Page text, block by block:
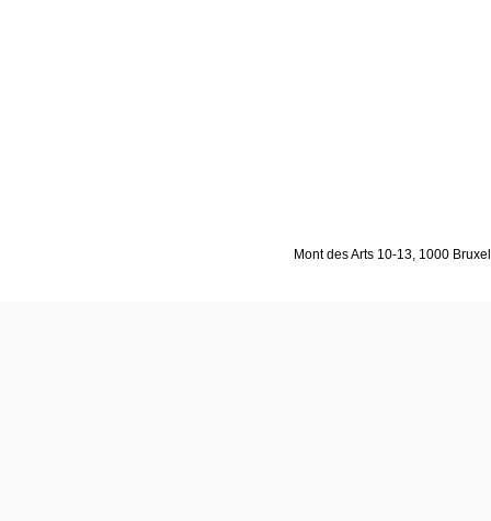
Mont des Arts 10-13, 1000